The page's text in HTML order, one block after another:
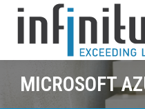
MICROSOFT